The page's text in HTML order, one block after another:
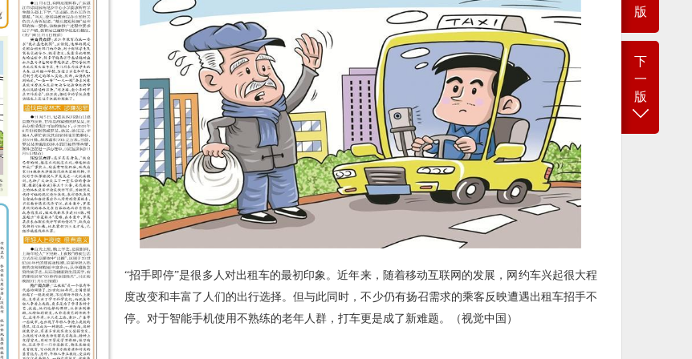
版
下
一
版
“招手即停”是很多人对出租车的最初印象。近年来，随着移动互联网的发展，网约车兴起很大程
度改变和丰富了人们的出行选择。但与此同时，不少仍有扬召需求的乘客反映遭遇出租车招手不
停。对于智能手机使用不熟练的老年人群，打车更是成了新难题。（视觉中国）